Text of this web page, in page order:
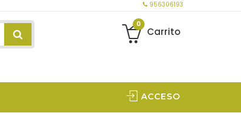
956306193
0
Carrito
ACCESO